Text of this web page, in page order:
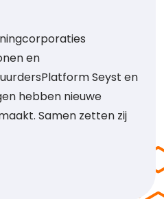
en
Seyst en
hebben nieuwe
Samen zetten zij